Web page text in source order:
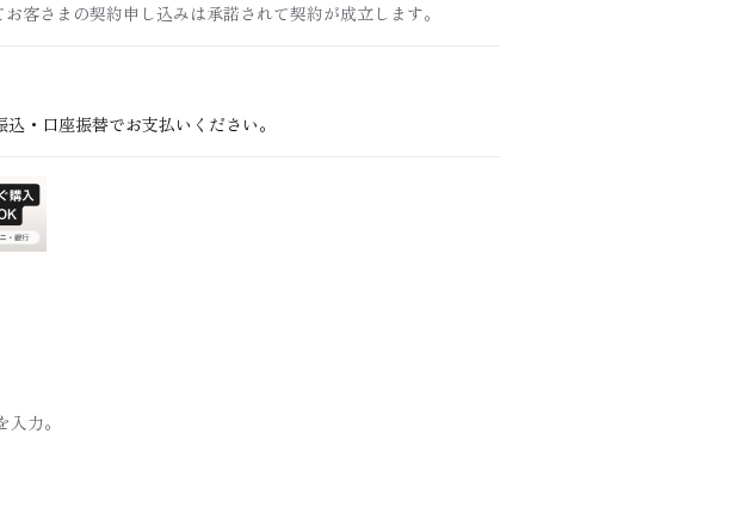
客さまの契約申し込みは承諾されて契約が成立します。
・口座振替でお支払いください。
力。